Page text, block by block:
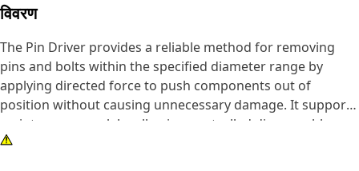
विवरण
The Pin Driver provides a reliable method for removing
pins and bolts within the specified diameter range by
applying directed force to push components out of
position without causing unnecessary damage. It supports
maintenance work by allowing controlled disassembly,
reducing the effort required to separate tightly fitted